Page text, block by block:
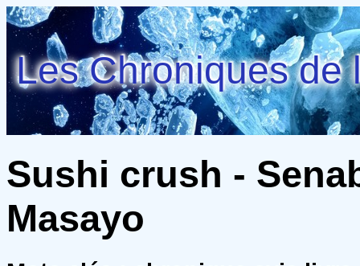
Les Chroniques de
Sushi crush -
Masayo